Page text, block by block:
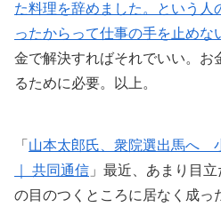
た料理を辞めました。という人
ったからって仕事の手を止めな
金で解決すればそれでいい。お
るために必要。以上。
「 山本太郎氏、衆院選出馬へ
｜ 共同通信 」最近、あまり目
の目のつくところに居なく成っ